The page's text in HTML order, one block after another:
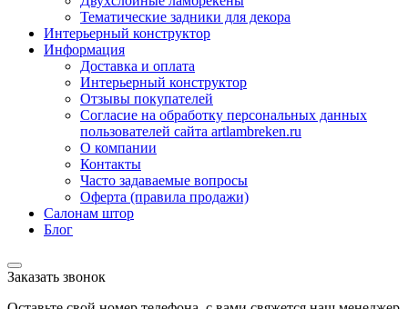
Тематические задники для декора
Интерьерный конструктор
Информация
Доставка и оплата
Интерьерный конструктор
Отзывы покупателей
Согласие на обработку персональных данных
пользователей сайта artlambreken.ru
О компании
Контакты
Часто задаваемые вопросы
Оферта (правила продажи)
Салонам штор
Блог
Заказать звонок